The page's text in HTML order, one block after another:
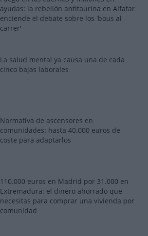
ayudas: la rebelión antitaurina en Alfafar
enciende el debate sobre los 'bous al
carrer'
La salud mental ya causa una de cada
cinco bajas laborales
Normativa de ascensores en
comunidades: hasta 40.000 euros de
coste para adaptarlos
110.000 euros en Madrid por 31.000 en
Extremadura: el dinero ahorrado que
necesitas para comprar una vivienda por
comunidad